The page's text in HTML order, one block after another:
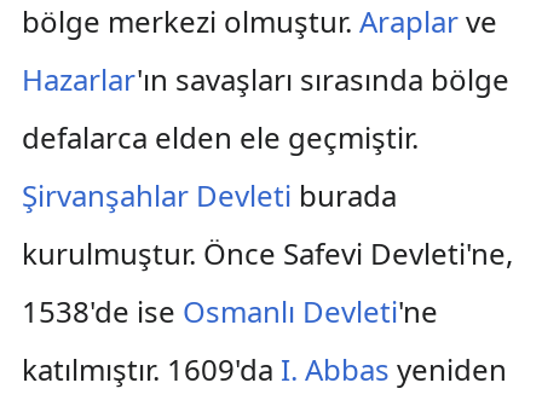
bölge merkezi olmuştur. Araplarve
Hazarlar'ın savaşları sırasında bölge
defalarca elden ele geçmiştir.
Şirvanşahlar Devleti burada
kurulmuştur. Önce Safevi Devleti'ne,
1538'de ise Osmanlı Devleti'ne
katılmıştır. 1609'da I. Abbas yeniden